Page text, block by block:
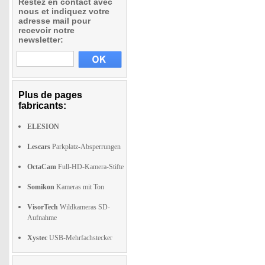
nous et indiquez votre
adresse mail pour
recevoir notre
newsletter:
Plus de pages
fabricants:
ELESION
Lescars Parkplatz-Absperrungen
OctaCam Full-HD-Kamera-Stifte
Somikon Kameras mit Ton
VisorTech Wildkameras SD-
Aufnahme
Xystec USB-Mehrfachstecker